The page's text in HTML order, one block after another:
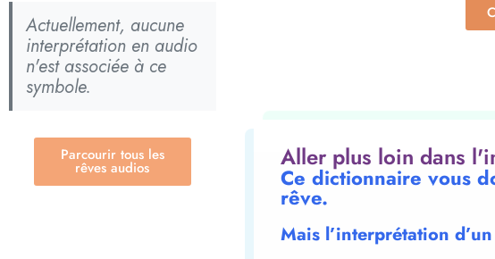
Actuellement, aucune
interprétation en audio
n'est associée à ce
symbole.
Parcourir tous les
rêves audios Aller plus loin dans
Ce dictionnaire vous
rêve.
Mais l’interprétation